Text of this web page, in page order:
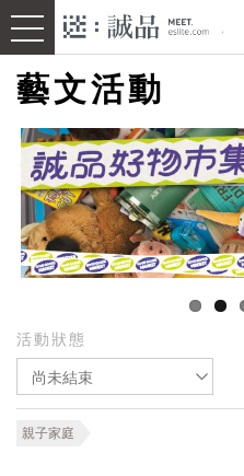
藝文活動
活動狀態
尚未結束
親子家庭